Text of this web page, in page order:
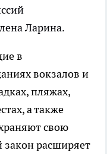
Ларина.
в
вокзалов и
пляжах,
а также
свою
расширяет